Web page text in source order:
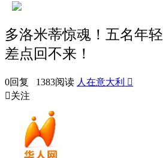
多洛米蒂惊魂！五名年
差点回不来！
0回复 1383阅读 人在意大利 
关注